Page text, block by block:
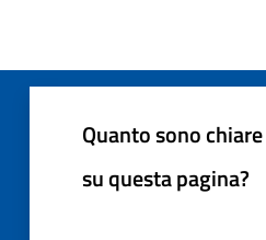
Quanto sono
su questa pagina?